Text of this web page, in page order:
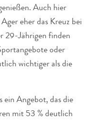
Auch hier
eher das Kreuz bei
29-Jährigen finden
oder
wichtiger als die
ein Angebot, das die
mit 53 % deutlich